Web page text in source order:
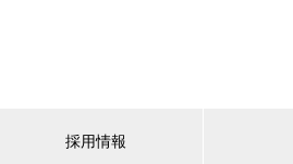
採用情報